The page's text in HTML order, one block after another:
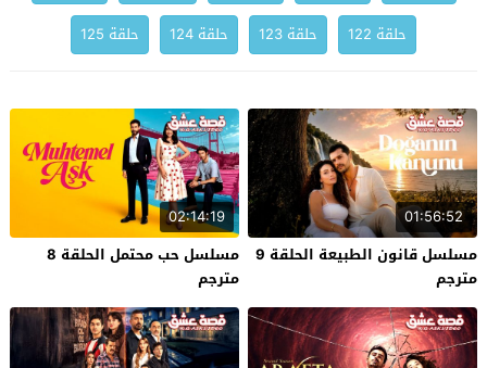
حلقة 122
حلقة 123 حلقة 124 حلقة 125
01:56:52
مسلسل قانون الطبيعة الحلقة 9
مترجم
02:14:19
مسلسل حب محتمل الحلقة 8
مترجم